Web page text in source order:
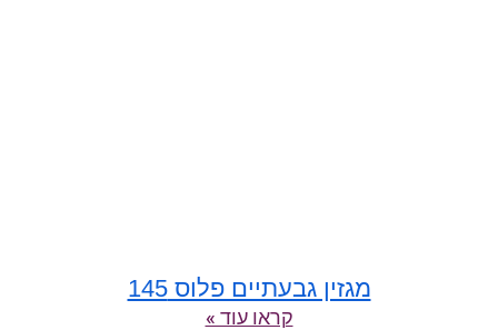
מגזין גבעתיים פלוס 145
קראו עוד »